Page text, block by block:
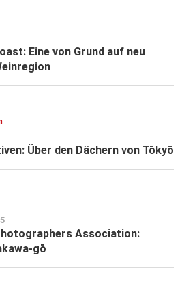
Eine von Grund auf neu
Über den Dächern von Tōkyō
Association:
gō